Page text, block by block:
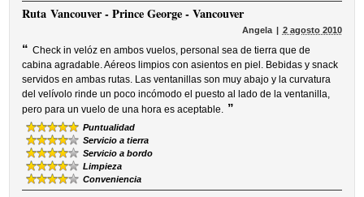
RutaVancouver - Prince George - Vancouver
Angela 2 agosto 2010
“ Check in velóz en ambos vuelos, personal sea de tierra que de
cabina agradable. Aéreos limpios con asientos en piel. Bebidas y snack
servidos en ambas rutas. Las ventanillas son muy abajo y la curvatura
del velívolo rinde un poco incómodo el puesto al lado de la ventanilla,
pero para un vuelo de una hora es aceptable. ”
Puntualidad
Servicio a tierra
Servicio a bordo
Limpieza
Conveniencia